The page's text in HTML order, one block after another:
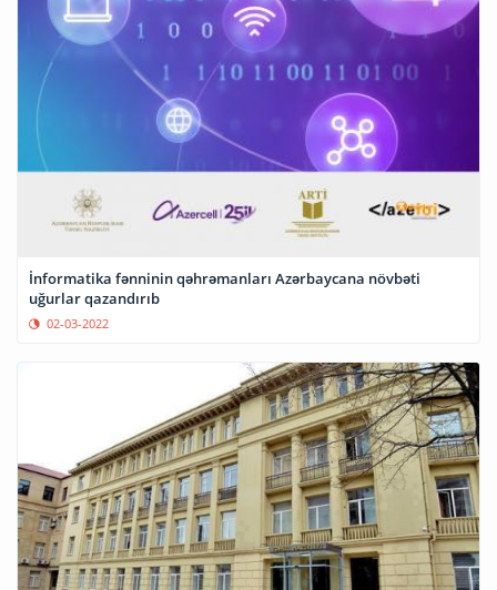
İnformatika fənninin qəhrəmanları Azərbaycana növbəti
uğurlar qazandırıb
02-03-2022